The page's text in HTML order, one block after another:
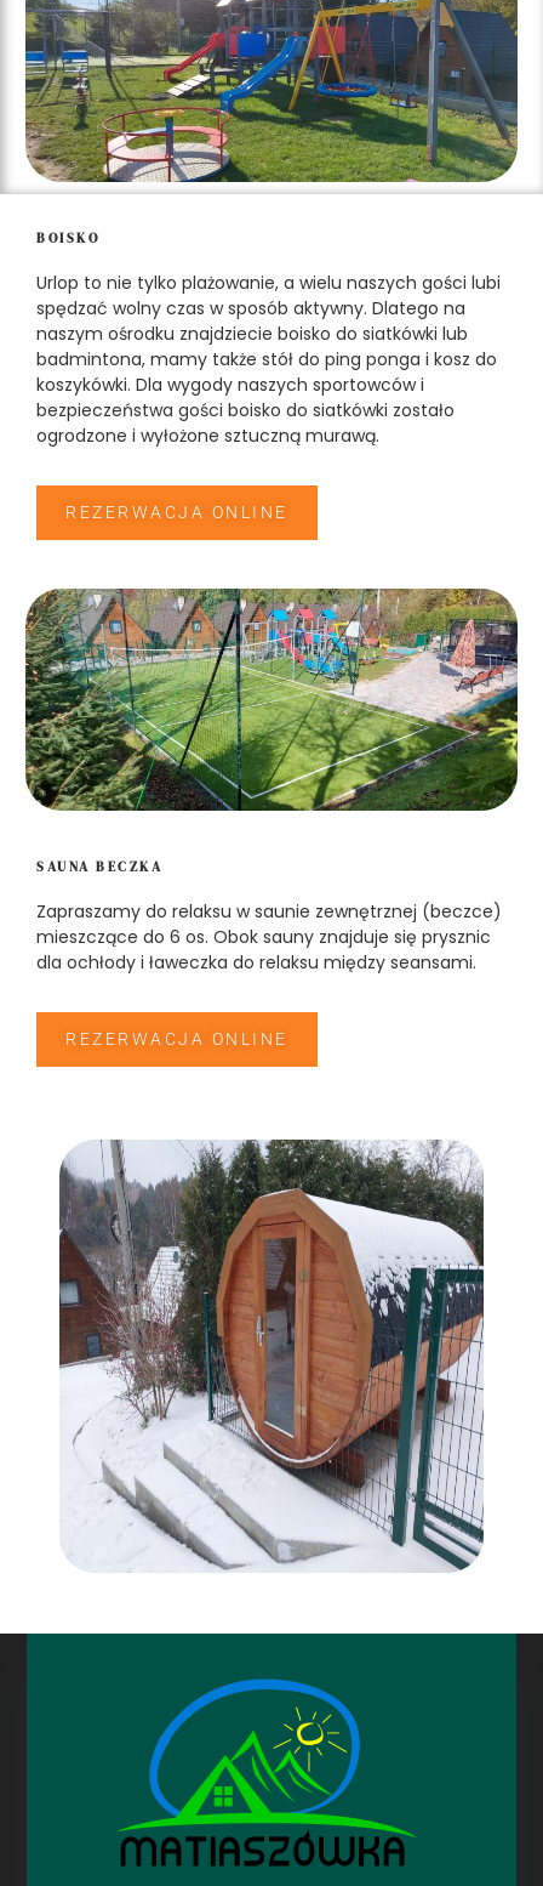
BOISKO
Urlop to nie tylko plażowanie, a wielu naszych gości lubi
spędzać wolny czas w sposób aktywny. Dlatego na
naszym ośrodku znajdziecie boisko do siatkówki lub
badmintona, mamy także stół do ping ponga i kosz do
koszykówki. Dla wygody naszych sportowców i
bezpieczeństwa gości boisko do siatkówki zostało
ogrodzone i wyłożone sztuczną murawą.
REZERWACJA ONLINE
SAUNA BECZKA
Zapraszamy do relaksu w saunie zewnętrznej (beczce)
mieszczące do 6 os. Obok sauny znajduje się prysznic
dla ochłody i ławeczka do relaksu między seansami.
REZERWACJA ONLINE